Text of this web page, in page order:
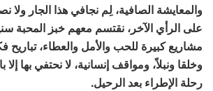
والمعايشة الصافية، لِم نجافي هذا الجار ولا
على الرأي الآخر، نقتسم معهم خبز المحبة
مشاريع كبيرة للحب والأمل والعطاء، تباريح
وخلقا ونبلاً، ومواقف إنسانية، لا نحتفي بها إلا
رحلة الإطراء بعد الرحيل.